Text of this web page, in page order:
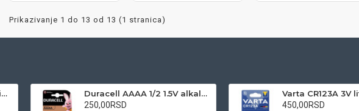
Prikazivanje 1 do 13 od 13 (1 stranica)
Zippo 49662 Anarchy Design upaljač
Duracell AAAA 1/2 1.5V alkalna baterija
250,00RSD
450,00RSD